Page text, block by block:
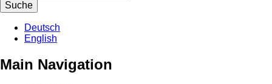
Deutsch
English
Main Navigation